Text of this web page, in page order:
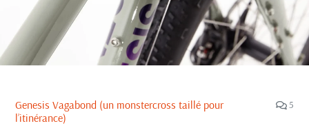
5
Genesis Vagabond (un monstercross taillé pour
l’itinérance)